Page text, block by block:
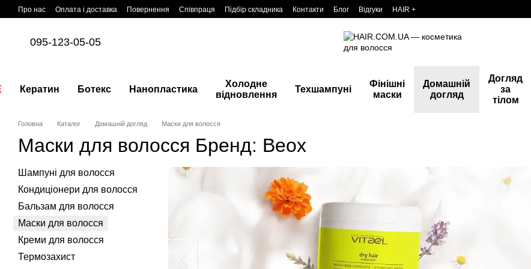
Перейти до основного контенту
Про нас Оплата і доставка Повернення Співпраця Підбір складника Контакти Блог Відгуки HAIR +
095-123-05-05
Кератин Ботекс Нанопластика
Холодне
відновлення
Техшампуні
Фінішні
маски
Домашній
догляд
Догляд
за
тілом
Головна Каталог Домашній догляд Маски для волосся
Маски для волосся Бренд: Beox
Шампуні для волосся
Кондиціонери для волосся
Бальзам для волосся
Маски для волосся
Креми для волосся
Термозахист